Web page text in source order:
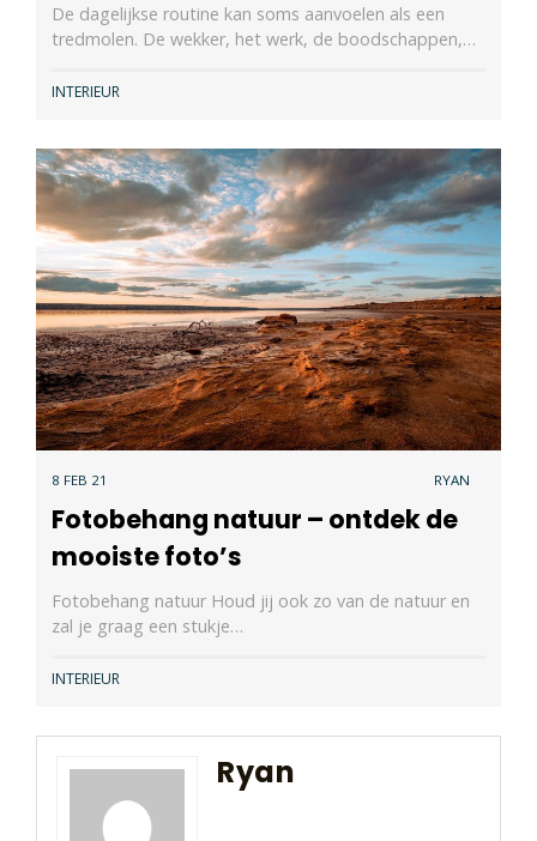
De dagelijkse routine kan soms aanvoelen als een
tredmolen. De wekker, het werk, de boodschappen,…
INTERIEUR
8 FEB 21 RYAN
Fotobehang natuur – ontdek de
mooiste foto’s
Fotobehang natuur Houd jij ook zo van de natuur en
zal je graag een stukje…
INTERIEUR
Ryan